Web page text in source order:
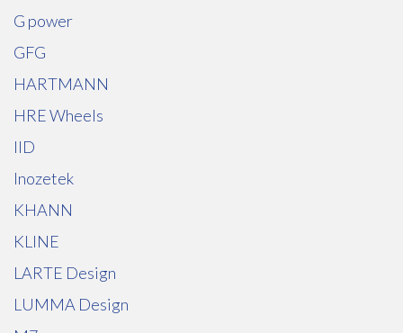
G power
GFG
HARTMANN
HRE Wheels
IID
Inozetek
KHANN
KLINE
LARTE Design
LUMMA Design